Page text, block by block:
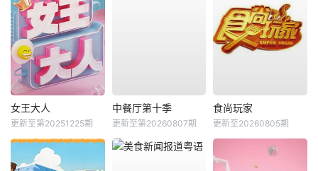
女王大人
更新至第20251225期
中餐厅第十季
更新至第20260807期
食尚玩家
更新至20260805期